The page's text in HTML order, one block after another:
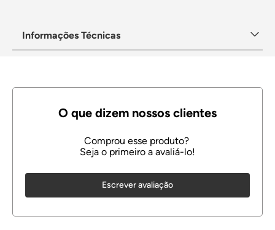
Informações Técnicas
Escrever avaliação